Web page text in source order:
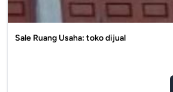
Sale Ruang Usaha: toko dijual